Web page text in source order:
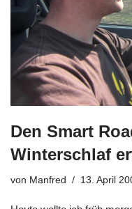
Den Smart
Winterschlaf
von Manfred 13. April